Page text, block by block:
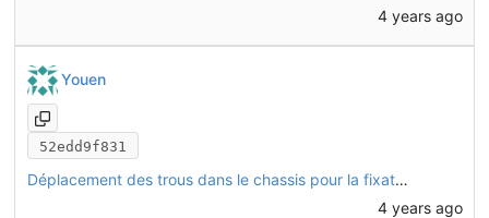
4 years ago
Youen
52edd9f831
Déplacement des trous dans le chassis pour la fixation des supports de frein CHO34
4 years ago